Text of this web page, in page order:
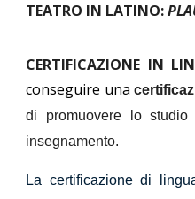
TEATRO IN LATINO:
CERTIFICAZIONE IN
conseguire una
di promuovere lo
insegnamento.
La certificazione di